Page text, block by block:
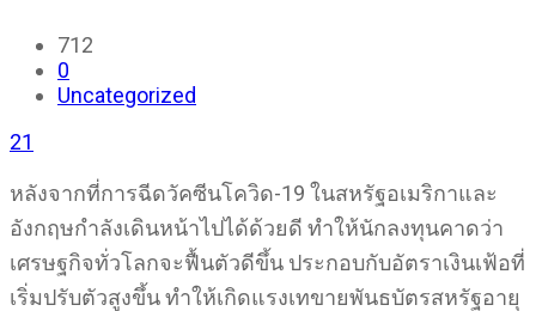
712
0
Uncategorized
21
หลังจากที่การฉีดวัคซีนโควิด-19 ในสหรัฐอเมริกาและ
อังกฤษกำลังเดินหน้าไปได้ด้วยดี ทำให้นักลงทุนคาดว่า
เศรษฐกิจทั่วโลกจะฟื้นตัวดีขึ้น ประกอบกับอัตราเงินเฟ้อที่
เริ่มปรับตัวสูงขึ้น ทำให้เกิดแรงเทขายพันธบัตรสหรัฐอายุ